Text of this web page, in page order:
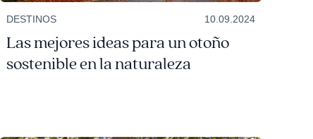
DESTINOS 10.09.2024
Las mejores ideas para un otoño
sostenible en la naturaleza